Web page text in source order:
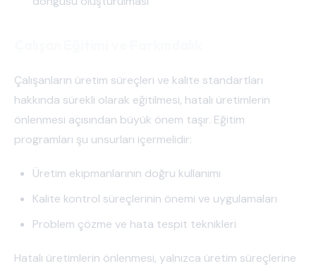
Çalışanların üretim süreçleri ve kalite standartları
hakkında sürekli olarak eğitilmesi, hatalı üretimlerin
önlenmesi açısından büyük önem taşır. Eğitim
programları şu unsurları içermelidir:
Üretim ekipmanlarının doğru kullanımı
Kalite kontrol süreçlerinin önemi ve uygulamaları
Problem çözme ve hata tespit teknikleri
Hatalı üretimlerin önlenmesi, yalnızca üretim süreçlerine